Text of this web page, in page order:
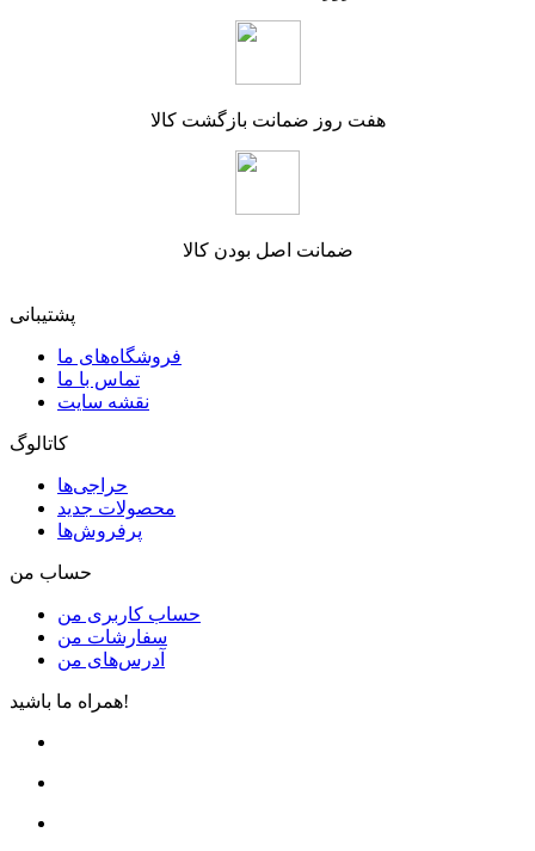
هفت روز ضمانت بازگشت کالا
ضمانت اصل بودن کالا
پشتیبانی
فروشگاه‌های ما
تماس با ما
نقشه سایت
کاتالوگ
حراجی‌ها
محصولات جدید
پرفروش‌ها
حساب من
حساب کاربری من
سفارشات من
آدرس‌های من
همراه ما باشید!